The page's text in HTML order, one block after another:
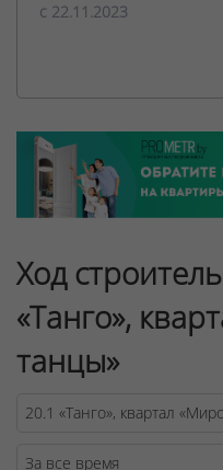
c 22.11.2023
Ход
«Танго»,
танцы»